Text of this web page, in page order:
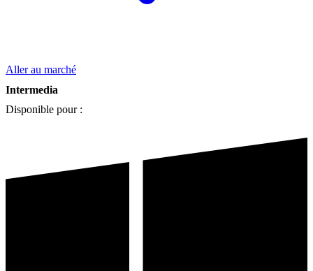
Aller au marché
Intermedia
Disponible pour :